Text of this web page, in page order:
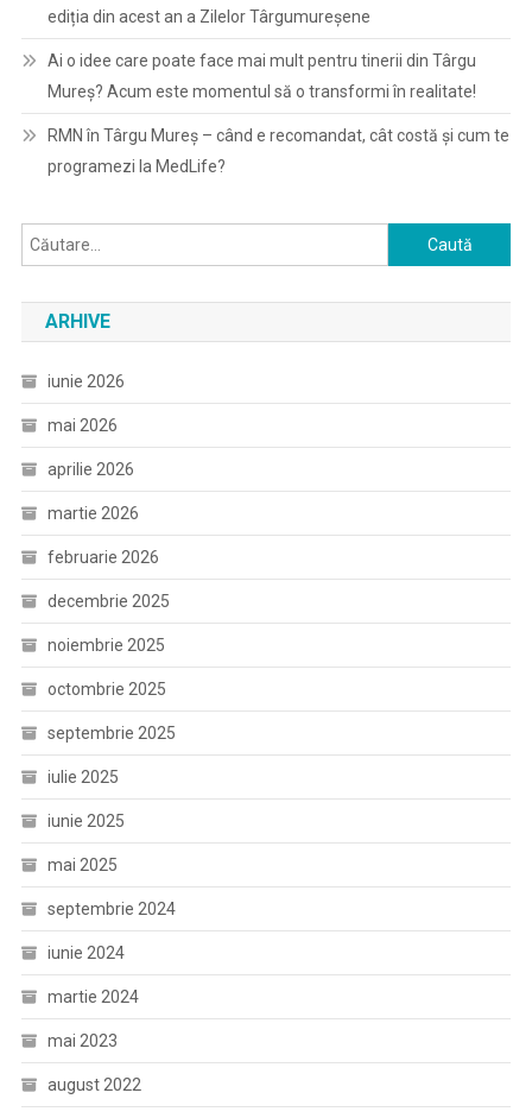
ediția din acest an a Zilelor Târgumureșene
Ai o idee care poate face mai mult pentru tinerii din Târgu
Mureș? Acum este momentul să o transformi în realitate!
RMN în Târgu Mureș – când e recomandat, cât costă și cum te
programezi la MedLife?
Caută
după:
ARHIVE
iunie 2026
mai 2026
aprilie 2026
martie 2026
februarie 2026
decembrie 2025
noiembrie 2025
octombrie 2025
septembrie 2025
iulie 2025
iunie 2025
mai 2025
septembrie 2024
iunie 2024
martie 2024
mai 2023
august 2022